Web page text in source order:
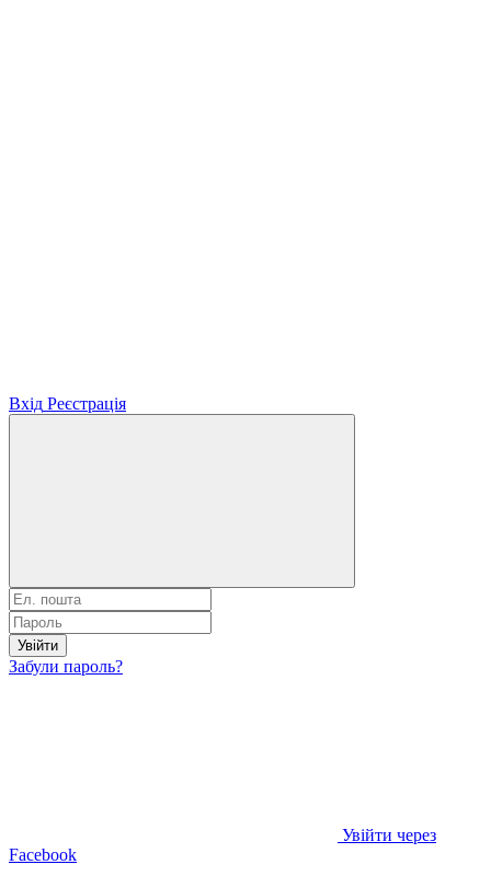
Вхід Реєстрація
Увійти
Забули пароль?
Увійти через
Facebook